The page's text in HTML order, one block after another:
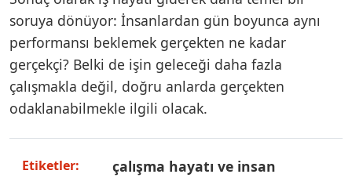
soruya dönüyor: İnsanlardan gün boyunca aynı
performansı beklemek gerçekten ne kadar
gerçekçi? Belki de işin geleceği daha fazla
çalışmakla değil, doğru anlarda gerçekten
odaklanabilmekle ilgili olacak.
Etiketler:
çalışma hayatı ve insan